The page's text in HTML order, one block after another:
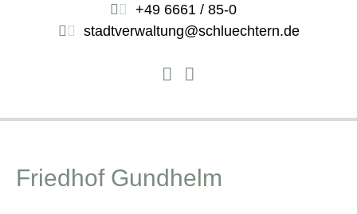
+49 6661 / 85-0
stadtverwaltung@schluechtern.de
Friedhof Gundhelm